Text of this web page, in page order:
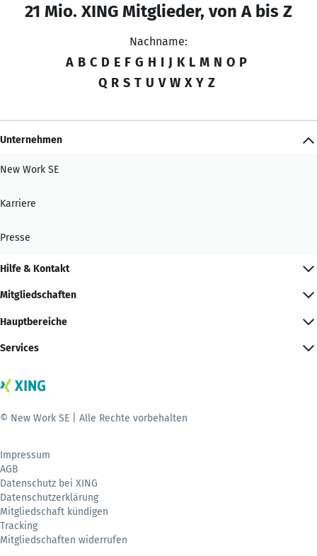
21 Mio. XING Mitglieder, von A bis Z
Nachname:
A B C D E F G H I J K L M N O P
Q R S T U V W X Y Z
Unternehmen
New Work SE
Karriere
Presse
Hilfe & Kontakt
Mitgliedschaften
Hauptbereiche
Services
© New Work SE | Alle Rechte vorbehalten
Impressum
AGB
Datenschutz bei XING
Datenschutzerklärung
Mitgliedschaft kündigen
Tracking
Mitgliedschaften widerrufen